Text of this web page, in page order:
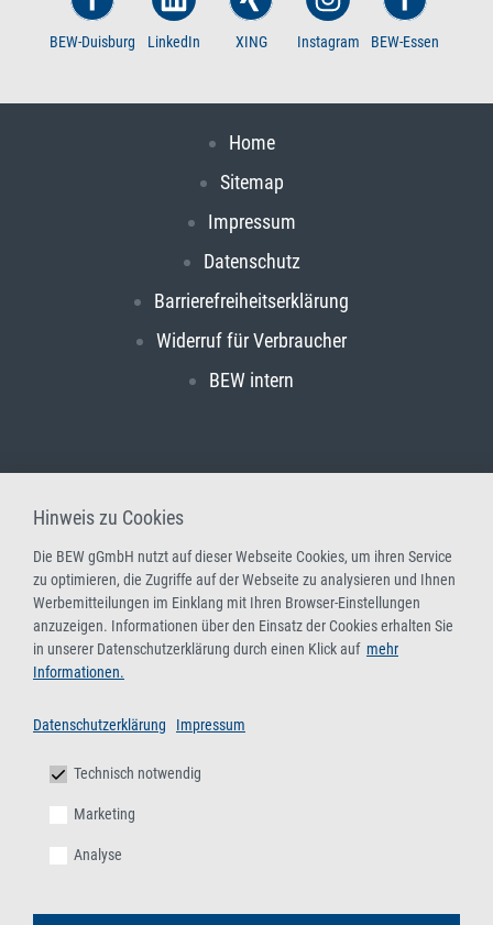
BEW-Duisburg LinkedIn XING Instagram BEW-Essen
Home
Sitemap
Impressum
Datenschutz
Barrierefreiheitserklärung
Widerruf für Verbraucher
BEW intern
Hinweis zu Cookies
Die BEW gGmbH nutzt auf dieser Webseite Cookies, um ihren Service
zu optimieren, die Zugriffe auf der Webseite zu analysieren und Ihnen
Werbemitteilungen im Einklang mit Ihren Browser-Einstellungen
anzuzeigen. Informationen über den Einsatz der Cookies erhalten Sie
in unserer Datenschutzerklärung durch einen Klick auf mehr
Informationen.
Datenschutzerklärung Impressum
Technisch notwendig
Marketing
Analyse